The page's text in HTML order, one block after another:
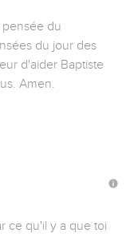
pensée du
du jour des
d'aider Baptiste
Amen.
ce qu'il y a que toi